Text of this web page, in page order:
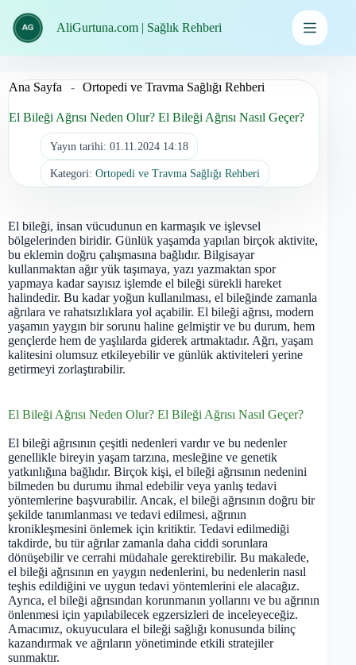
geç
AliGurtuna.com | Sağlık Rehberi
Ana Sayfa - Ortopedi ve Travma Sağlığı Rehberi
El Bileği Ağrısı Neden Olur? El Bileği Ağrısı Nasıl Geçer?
Yayın tarihi: 01.11.2024 14:18
Kategori: Ortopedi ve Travma Sağlığı Rehberi
El bileği, insan vücudunun en karmaşık ve işlevsel
bölgelerinden biridir. Günlük yaşamda yapılan birçok aktivite,
bu eklemin doğru çalışmasına bağlıdır. Bilgisayar
kullanmaktan ağır yük taşımaya, yazı yazmaktan spor
yapmaya kadar sayısız işlemde el bileği sürekli hareket
halindedir. Bu kadar yoğun kullanılması, el bileğinde zamanla
ağrılara ve rahatsızlıklara yol açabilir. El bileği ağrısı, modern
yaşamın yaygın bir sorunu haline gelmiştir ve bu durum, hem
gençlerde hem de yaşlılarda giderek artmaktadır. Ağrı, yaşam
kalitesini olumsuz etkileyebilir ve günlük aktiviteleri yerine
getirmeyi zorlaştırabilir.
El Bileği Ağrısı Neden Olur? El Bileği Ağrısı Nasıl Geçer?
El bileği ağrısının çeşitli nedenleri vardır ve bu nedenler
genellikle bireyin yaşam tarzına, mesleğine ve genetik
yatkınlığına bağlıdır. Birçok kişi, el bileği ağrısının nedenini
bilmeden bu durumu ihmal edebilir veya yanlış tedavi
yöntemlerine başvurabilir. Ancak, el bileği ağrısının doğru bir
şekilde tanımlanması ve tedavi edilmesi, ağrının
kronikleşmesini önlemek için kritiktir. Tedavi edilmediği
takdirde, bu tür ağrılar zamanla daha ciddi sorunlara
dönüşebilir ve cerrahi müdahale gerektirebilir. Bu makalede,
el bileği ağrısının en yaygın nedenlerini, bu nedenlerin nasıl
teşhis edildiğini ve uygun tedavi yöntemlerini ele alacağız.
Ayrıca, el bileği ağrısından korunmanın yollarını ve bu ağrının
önlenmesi için yapılabilecek egzersizleri de inceleyeceğiz.
Amacımız, okuyuculara el bileği sağlığı konusunda bilinç
kazandırmak ve ağrıların yönetiminde etkili stratejiler
sunmaktır.